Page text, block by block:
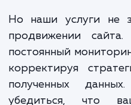
Успех быстрого
многих факторов,
оптимизацию
внутренних
команда SEO-